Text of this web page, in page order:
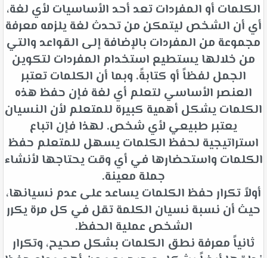
الكلمات أو المفردات تعد أحد الأساسيات لأي لغة،
أي أن الشخص ليتمكن من تحدث لغة يلزمه معرفة
مجموعة من المفردات بالإضافة إلى القواعد والتي
من خلالها يستطيع استخدام المفردات لتكوين
الجمل لفظاً أو كتابةً. وبما أن الكلمات تعتبر
العنصر الأساسي لتعلم أي لغة فإن حفظ هذه
الكلمات يشكل أهمية كبيرة للمتعلم لأن النسيان
يعتبر طبيعي لأي شخص. لهذا فإن اتباع
استراتيجية لحفظ الكلمات يسهل للمتعلم حفظ
الكلمات واستحضارها في أي وقت يحتاجها لأنشاء
جملة معينة.
أولاً تكرار حفظ الكلمات يساعد على عدم نسيانها،
حيث أن نسبة نسيان الكلمة تقل في كل مرة يكرر
الشخص عملية الحفظ.
ثانياً معرفة نطق الكلمات بشكل صحيح، وتكرار